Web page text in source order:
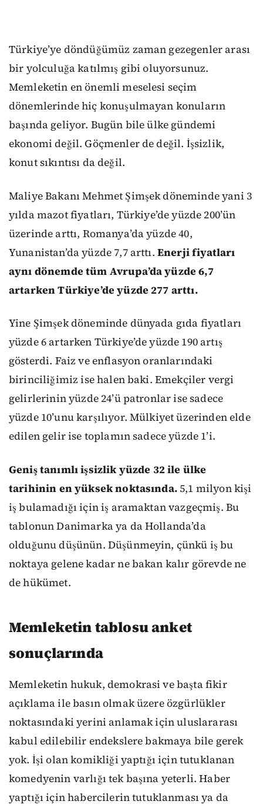
Türkiye’ye döndüğümüz zaman gezegenler arası
bir yolculuğa katılmış gibi oluyorsunuz.
Memleketin en önemli meselesi seçim
dönemlerinde hiç konuşulmayan konuların
başında geliyor. Bugün bile ülke gündemi
ekonomi değil. Göçmenler de değil. İşsizlik,
konut sıkıntısı da değil.
Maliye Bakanı Mehmet Şimşek döneminde yani 3
yılda mazot fiyatları, Türkiye’de yüzde 200’ün
üzerinde arttı, Romanya’da yüzde 40,
Yunanistan’da yüzde 7,7 arttı. Enerji fiyatları
aynı dönemde tüm Avrupa’da yüzde 6,7
artarken Türkiye’de yüzde 277 arttı.
Yine Şimşek döneminde dünyada gıda fiyatları
yüzde 6 artarken Türkiye’de yüzde 190 artış
gösterdi. Faiz ve enflasyon oranlarındaki
birinciliğimiz ise halen baki. Emekçiler vergi
gelirlerinin yüzde 24’ü patronlar ise sadece
yüzde 10’unu karşılıyor. Mülkiyet üzerinden elde
edilen gelir ise toplamın sadece yüzde 1’i.
Geniş tanımlı işsizlik yüzde 32 ile ülke
tarihinin en yüksek noktasında.5,1 milyon kişi
iş bulamadığı için iş aramaktan vazgeçmiş. Bu
tablonun Danimarka ya da Hollanda’da
olduğunu düşünün. Düşünmeyin, çünkü iş bu
noktaya gelene kadar ne bakan kalır görevde ne
de hükümet.
Memleketin tablosu anket
sonuçlarında
Memleketin hukuk, demokrasi ve başta fikir
açıklama ile basın olmak üzere özgürlükler
noktasındaki yerini anlamak için uluslararası
kabul edilebilir endekslere bakmaya bile gerek
yok. İşi olan komikliği yaptığı için tutuklanan
komedyenin varlığı tek başına yeterli. Haber
yaptığı için habercilerin tutuklanması ya da